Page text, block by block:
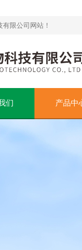
限公司网站！
们 产品中